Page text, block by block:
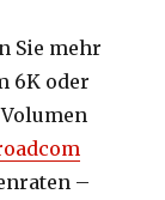
Sie mehr
6K oder
–